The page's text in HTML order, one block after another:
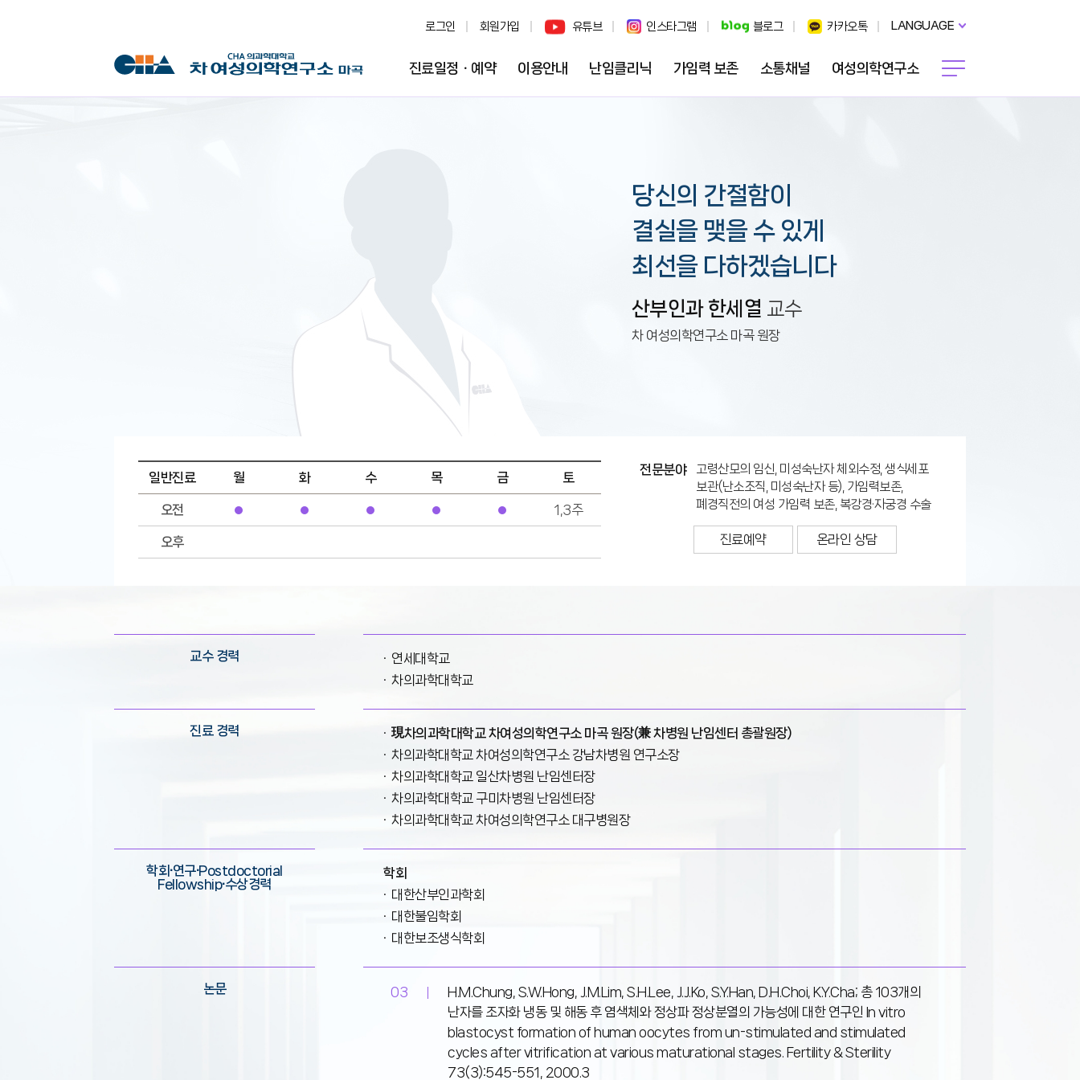
로그인 회원가입 유튜브 인스타그램 블로그 카카오톡 LANGUAGE
진료일정ㆍ예약 이용안내 난임클리닉 가임력 보존 소통채널 여성의학연구소
당신의 간절함이
결실을 맺을 수 있게
최선을 다하겠습니다
산부인과 한세열 교수
차 여성의학연구소 마곡 원장
일반진료 월 화 수 목 금 토
오전 1,3주
오후
전문분야
고령산모의 임신, 미성숙난자 체외수정, 생식세포
보관(난소조직, 미성숙난자 등), 가임력보존,
폐경직전의 여성 가임력 보존, 복강경·자궁경 수술
진료예약 온라인 상담
교수 경력
연세대학교
차의과학대학교
진료 경력
現차의과학대학교 차여성의학연구소 마곡 원장(兼 차병원 난임센터 총괄원장)
차의과학대학교 차여성의학연구소 강남차병원 연구소장
차의과학대학교 일산차병원 난임센터장
차의과학대학교 구미차병원 난임센터장
차의과학대학교 차여성의학연구소 대구병원장
학회∙연구∙Postdoctorial
Fellowship∙수상경력
학회
대한산부인과학회
대한불임학회
대한보조생식학회
논문 03
H.M.Chung, S.W.Hong, J.M.Lim, S.H.Lee, J.J.Ko, S.Y.Han, D.H.Choi, K.Y.Cha; 총 103개의
난자를 조자화 냉동 및 해동 후 염색체와 정상파 정상분열의 가능성에 대한 연구인 In vitro
blastocyst formation of human oocytes from un-stimulated and stimulated
cycles after vitrification at various maturational stages. Fertility & Sterility
73(3):545-551, 2000.3